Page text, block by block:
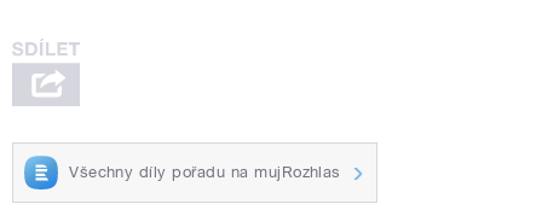
Všechny díly pořadu na mujRozhlas